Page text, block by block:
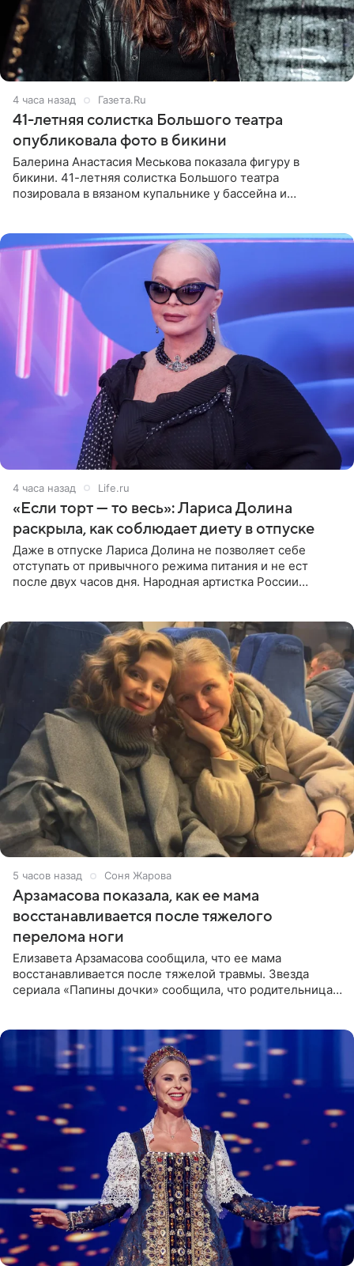
4 часа назад Газета.Ru
41-летняя солистка Большого театра
опубликовала фото в бикини
Балерина Анастасия Меськова показала фигуру в
бикини. 41-летняя солистка Большого театра
позировала в вязаном купальнике у бассейна и
4 часа назад Life.ru
«Если торт — то весь»: Лариса Долина
раскрыла, как соблюдает диету в отпуске
Даже в отпуске Лариса Долина не позволяет себе
отступать от привычного режима питания и не ест
после двух часов дня. Народная артистка России
5 часов назад Соня Жарова
Арзамасова показала, как ее мама
восстанавливается после тяжелого
перелома ноги
Елизавета Арзамасова сообщила, что ее мама
восстанавливается после тяжелой травмы. Звезда
сериала «Папины дочки» сообщила, что родительница